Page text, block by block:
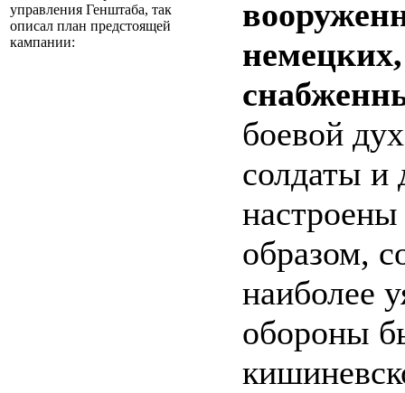
управления Генштаба, так
описал план предстоящей
кампании:
боевой
солдаты и
образом,
наиболее
обороны